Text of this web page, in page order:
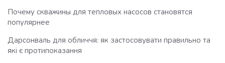
Почему скважины для тепловых насосов становятся
популярнее
Дарсонваль для обличчя: як застосовувати правильно та
які є протипоказання